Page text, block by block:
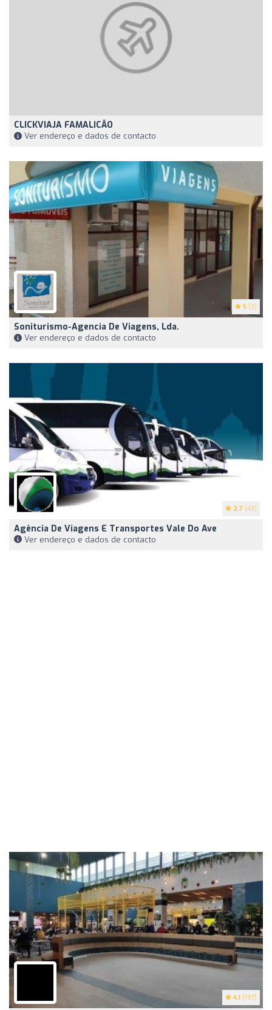
CLICKVIAJA FAMALICÃO
Ver endereço e dados de contacto
5 (3)
Soniturismo-Agencia De Viagens, Lda.
Ver endereço e dados de contacto
2.7 (43)
Agência De Viagens E Transportes Vale Do Ave
Ver endereço e dados de contacto
4.1 (197)